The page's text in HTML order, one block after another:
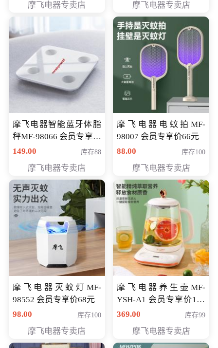
摩飞电器专卖店 摩飞电器专卖店
摩飞电器智能蓝牙体脂
秤MF-98066 会员专享价
98元
149.00 库存88
摩飞电器专卖店
摩飞电器电蚊拍MF-
98007 会员专享价66元
88.00
库存100
摩飞电器专卖店
摩飞电器灭蚊灯MF-
98552 会员专享价68元
98.00
库存100
摩飞电器专卖店
摩飞电器养生壶MF-
YSH-A1 会员专享价198
元
369.00 库存99
摩飞电器专卖店